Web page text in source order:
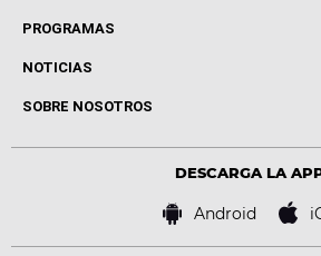
Local de Ensayo Europa FM
Conciertos
PROGRAMAS
Cuerpos especiales
Locutores Europa FM
NOTICIAS
Cine y Televisión
Virales
SOBRE NOSOTROS
Bases de concursos
DESCARGA LA
Android